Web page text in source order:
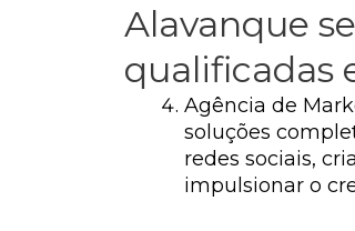
Alavanque
qualificadas
Agência de
soluções
redes sociais,
impulsionar o